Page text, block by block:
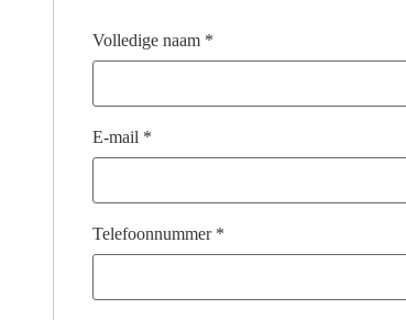
Volledige naam *
E-mail *
Telefoonnummer *